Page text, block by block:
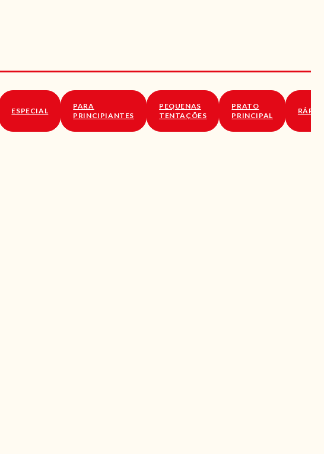
ESPECIAL
PARA
PRINCIPIANTES
PEQUENAS
TENTAÇÕES
PRATO
PRINCIPAL